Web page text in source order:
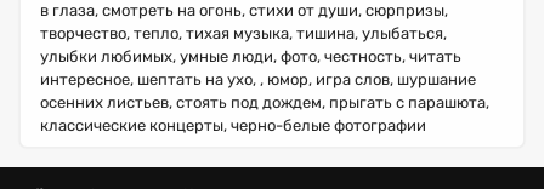
в глаза, смотреть на огонь, стихи от души, сюрпризы,
творчество, тепло, тихая музыка, тишина, улыбаться,
улыбки любимых, умные люди, фото, честность, читать
интересное, шептать на ухо, , юмор, игра слов, шуршание
осенних листьев, стоять под дождем, прыгать с парашюта,
классические концерты, черно-белые фотографии